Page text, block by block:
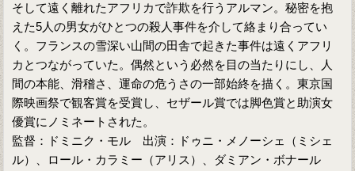
そして遠く離れたアフリカで詐欺を行うアルマン。秘密を抱
えた5人の男女がひとつの殺人事件を介して絡まり合ってい
く。フランスの雪深い山間の田舎で起きた事件は遠くアフリ
カとつながっていた。偶然という必然を目の当たりにし、人
間の本能、滑稽さ、運命の危うさの一部始終を描く。東京国
際映画祭で観客賞を受賞し、セザール賞では脚色賞と助演女
優賞にノミネートされた。
監督：ドミニク・モル 出演：ドゥニ・メノーシェ（ミシェ
ル）、ロール・カラミー（アリス）、ダミアン・ボナール